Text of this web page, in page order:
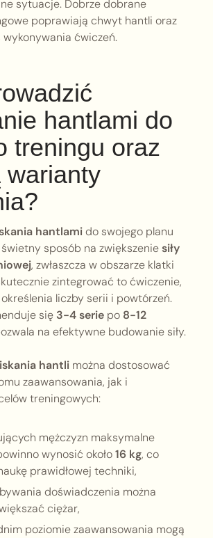
sytuacje. Dobrze dobrane
poprawiają chwyt hantli oraz
ćwiczeń.
hantlami do
treningu oraz
warianty
hantlamido swojego planu
sposób na zwiększeniesiły
, zwłaszcza w obszarze klatki
zintegrować to ćwiczenie,
liczby serii i powtórzeń.
się 3-4 serie po 8-12
na efektywne budowanie siły.
hantli można dostosować
zaawansowania, jak i
treningowych:
mężczyzn maksymalne
wynosić około16 kg, co
prawidłowej techniki,
doświadczenia można
ciężar,
poziomie zaawansowania mogą